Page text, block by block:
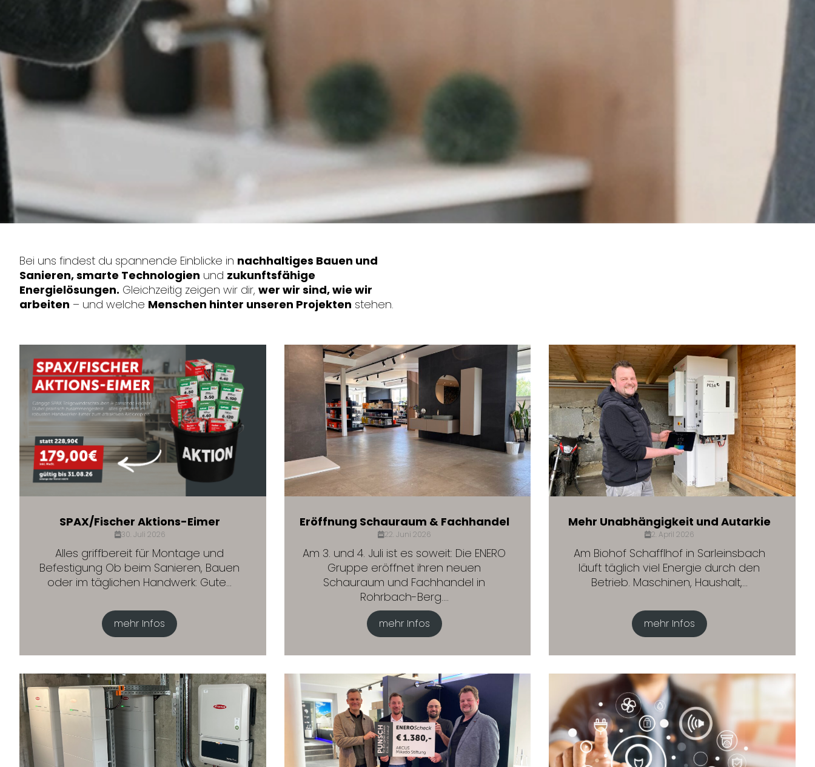
Bei uns findest du spannende Einblicke in nachhaltiges Bauen und
Sanieren, smarte Technologien und zukunftsfähige
Energielösungen. Gleichzeitig zeigen wir dir, wer wir sind, wie wir
arbeiten – und welche Menschen hinter unseren Projekten stehen.
SPAX/Fischer Aktions-Eimer
30. Juli 2026
Alles griffbereit für Montage und
Befestigung Ob beim Sanieren, Bauen
oder im täglichen Handwerk: Gute...
mehr Infos
Eröffnung Schauraum & Fachhandel
22. Juni 2026
Am 3. und 4. Juli ist es soweit: Die ENERO
Gruppe eröffnet ihren neuen
Schauraum und Fachhandel in
Rohrbach-Berg....
mehr Infos
Mehr Unabhängigkeit und Autarkie
2. April 2026
Am Biohof Schafflhof in Sarleinsbach
läuft täglich viel Energie durch den
Betrieb. Maschinen, Haushalt,...
mehr Infos